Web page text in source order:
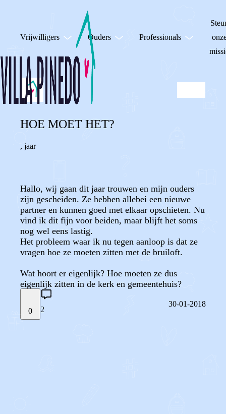
Vrijwilligers Ouders Professionals
HOE MOET HET?
, jaar
Hallo, wij gaan dit jaar trouwen en mijn ouders
zijn gescheiden. Ze hebben allebei een nieuwe
partner en kunnen goed met elkaar opschieten. Nu
vind ik dit fijn voor beiden, maar blijft het soms
nog wel eens lastig.
Het probleem waar ik nu tegen aanloop is dat ze
vragen hoe ze moeten zitten met de bruiloft.
Wat hoort er eigenlijk? Hoe moeten ze dus
eigenlijk zitten in de kerk en gemeentehuis?
0 2
30-01-2018